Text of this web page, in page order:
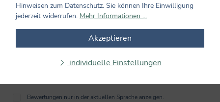
Teilen Sie Ihre Erfahrungen mit dem Produkt mit anderen
Kunden. Ihre Bewertung darf sich ausschließlich auf Produkte
aus verifizierten Käufen beziehen. Diesen Zusammenhang stellen
wir sicher, indem Bewertungen nur mit einem vorhandenen
Bewertungen nur in der aktuellen Sprache anzeigen.
Hinweisen zum Datenschutz. Sie können Ihre Einwilligung
jederzeit widerrufen. Mehr Informationen ...
Akzeptieren
individuelle Einstellungen